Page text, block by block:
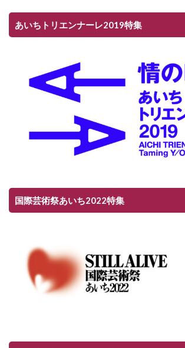
あいちトリエンナーレ2019特集
国際芸術祭あいち2022特集